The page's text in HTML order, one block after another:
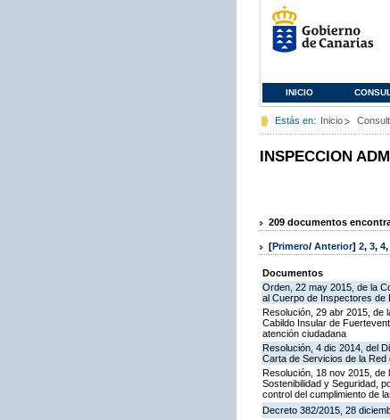
INICIO
Estás en: Inicio
INSPECCION
209 documentos
[Primero/ Anterior] 2, 3, 4,
Documentos
Orden, 22 may 2015, de la
al Cuerpo de Inspectores de
Resolución, 29 abr 2015, de
Cabildo Insular de
atención ciudadana
Resolución, 4 dic 2014, del
Carta de Servicios de la
Resolución, 18 nov 2015, de
Sostenibilidad y Seguridad,
control del cumplimiento de
Decreto 382/2015, 28